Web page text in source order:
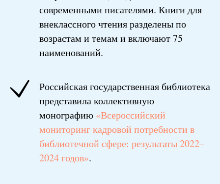
современными писателями. Книги для
внеклассного чтения разделены по
возрастам и темам и включают 75
наименований.
Российская государственная библиотека
представила коллективную
монографию «Всероссийский
мониторинг кадровой потребности в
библиотечной сфере: результаты 2022–
2024 годов».